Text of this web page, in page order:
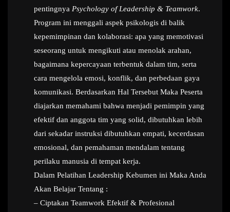
pentingnya Psychology of Leadership & Teamwork.
Program ini menggali aspek psikologis di balik
kepemimpinan dan kolaborasi: apa yang memotivasi
seseorang untuk mengikuti atau menolak arahan,
bagaimana kepercayaan terbentuk dalam tim, serta
cara mengelola emosi, konflik, dan perbedaan gaya
komunikasi. Berdasarkan Hal Tersebut Maka Peserta
diajarkan memahami bahwa menjadi pemimpin yang
efektif dan anggota tim yang solid, dibutuhkan lebih
dari sekadar instruksi dibutuhkan empati, kecerdasan
emosional, dan pemahaman mendalam tentang
perilaku manusia di tempat kerja.
Dalam Pelatihan Leadership Kebumen ini Maka Anda
Akan Belajar Tentang :
– Ciptakan Teamwork Efektif & Profesional